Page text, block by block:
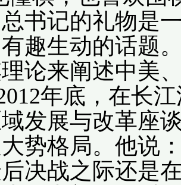
书记的礼物是
趣生动的话题
论来阐述中美
年底，在长
发展与改革座
势格局。他说
决战之际还是